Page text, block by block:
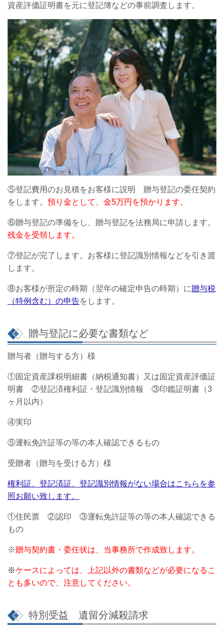
資産評価証明書を元に登記簿などの事前調査します。
⑤登記費用のお見積をお客様に説明 贈与登記の委任契約
をします。 預り金として、金5万円を預かります。
⑥贈与登記の準備をし、贈与登記を法務局に申請します。
残金を受領します。
⑦登記が完了します。お客様に登記識別情報などを引き渡
します。
⑧お客様が所定の時期（翌年の確定申告の時期）に贈与税
（特例含む）の申告をします。
贈与登記に必要な書類など
贈与者（贈与する方）様
①固定資産課税明細書（納税通知書）又は固定資産評価証
明書 ②登記済権利証・登記識別情報 ③印鑑証明書（3
ヶ月以内）
④実印
⑤運転免許証等の等の本人確認できるもの
受贈者（贈与を受ける方）様
権利証、登記済証、登記識別情報がない場合はこちらを参
照お願い致します。
①住民票 ②認印 ③運転免許証等の等の本人確認できる
もの
※贈与契約書・委任状は、当事務所で作成致します。
※ケースによっては、上記以外の書類などが必要になるこ
とも多いので、注意してください。
特別受益 遺留分減殺請求